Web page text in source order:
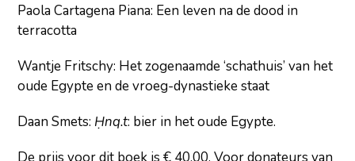
Paola Cartagena Piana: Een leven na de dood in
terracotta
Wantje Fritschy: Het zogenaamde ‘schathuis’ van het
oude Egypte en de vroeg-dynastieke staat
Daan Smets: Ḥnq.t: bier in het oude Egypte.
De prijs voor dit boek is € 40,00. Voor donateurs van